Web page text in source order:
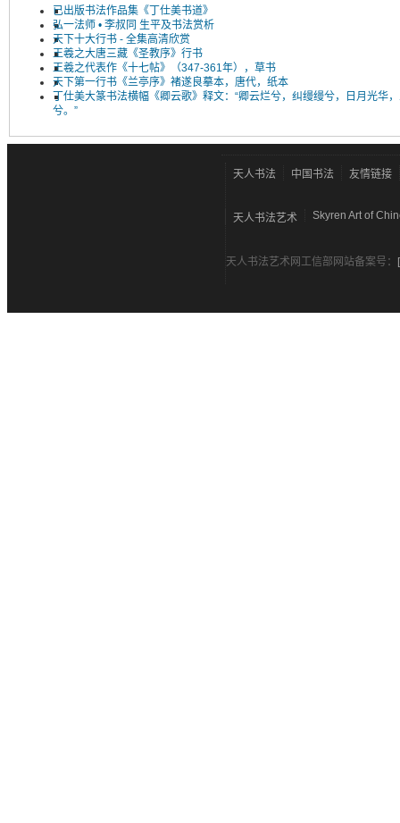
已出版书法作品集《丁仕美书道》
弘一法师 • 李叔同 生平及书法赏析
天下十大行书 - 全集高清欣赏
王羲之大唐三藏《圣教序》行书
王羲之代表作《十七帖》（347-361年），草书
天下第一行书《兰亭序》褚遂良摹本，唐代，纸本
丁仕美大篆书法横幅《卿云歌》释文：“卿云烂兮，纠缦缦兮，日月光华
兮。”
天人书法 中国书法 友情链接
天人书法艺术 Skyren Art of
天人书法艺术网工信部网站备案号：